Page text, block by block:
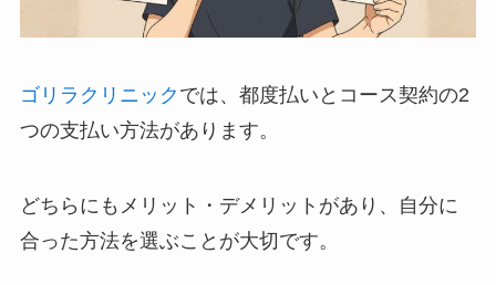
ゴリラクリニック では、都度払いとコース契約の2
つの支払い方法があります。
どちらにもメリット・デメリットがあり、自分に
合った方法を選ぶことが大切です。